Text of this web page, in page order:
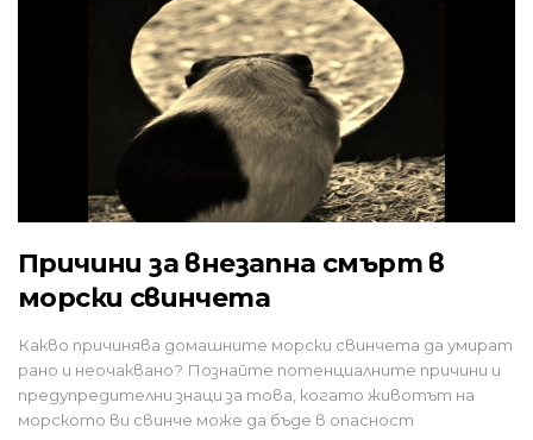
Причини за внезапна смърт в
морски свинчета
Какво причинява домашните морски свинчета да умират
рано и неочаквано? Познайте потенциалните причини и
предупредителни знаци за това, когато животът на
морското ви свинче може да бъде в опасност